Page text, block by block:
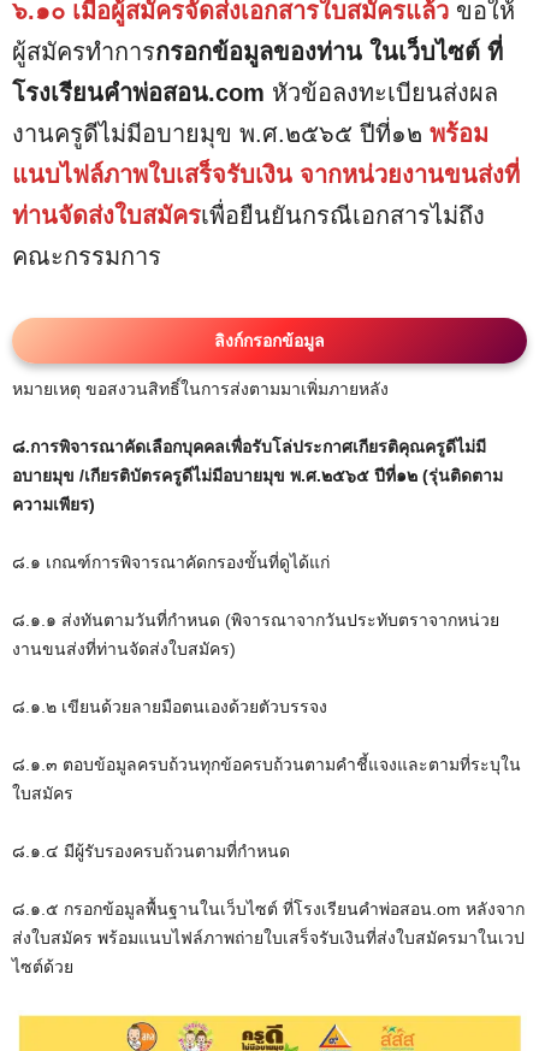
๖.๑๐ เมื่อผู้สมัครจัดส่งเอกสารใบสมัครแล้ว ขอให้
ผู้สมัครทำการกรอกข้อมูลของท่าน ในเว็บไซต์ ที่
โรงเรียนคำพ่อสอน.com หัวข้อลงทะเบียนส่งผล
งานครูดีไม่มีอบายมุข พ.ศ.๒๕๖๕ ปีที่๑๒ พร้อม
แนบไฟล์ภาพใบเสร็จรับเงิน จากหน่วยงานขนส่งที่
ท่านจัดส่งใบสมัครเพื่อยืนยันกรณีเอกสารไม่ถึง
คณะกรรมการ
ลิงก์กรอกข้อมูล
หมายเหตุ ขอสงวนสิทธิ์ในการส่งตามมาเพิ่มภายหลัง
๘.การพิจารณาคัดเลือกบุคคลเพื่อรับโล่ประกาศเกียรติคุณครูดีไม่มี
อบายมุข /เกียรติบัตรครูดีไม่มีอบายมุข พ.ศ.๒๕๖๕ ปีที่๑๒ (รุ่นติดตาม
ความเพียร)
๘.๑ เกณฑ์การพิจารณาคัดกรองขั้นที่ดูได้แก่
๘.๑.๑ ส่งทันตามวันที่กำหนด (พิจารณาจากวันประทับตราจากหน่วย
งานขนส่งที่ท่านจัดส่งใบสมัคร)
๘.๑.๒ เขียนด้วยลายมือตนเองด้วยตัวบรรจง
๘.๑.๓ ตอบข้อมูลครบถ้วนทุกข้อครบถ้วนตามคำชี้แจงและตามที่ระบุใน
ใบสมัคร
๘.๑.๔ มีผู้รับรองครบถ้วนตามที่กำหนด
๘.๑.๕ กรอกข้อมูลพื้นฐานในเว็บไซต์ ที่โรงเรียนคำพ่อสอน.om หลังจาก
ส่งใบสมัคร พร้อมแนบไฟล์ภาพถ่ายใบเสร็จรับเงินที่ส่งใบสมัครมาในเวป
ไซต์ด้วย